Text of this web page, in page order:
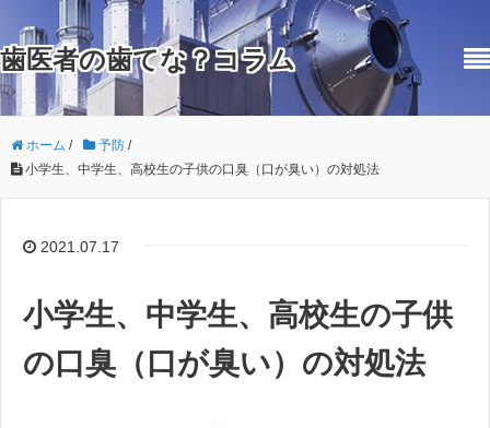
歯医者の歯てな？コラム
ホーム / 予防 /
小学生、中学生、高校生の子供の口臭（口が臭い）の対処法
2021.07.17
小学生、中学生、高校生の子供
の口臭（口が臭い）の対処法